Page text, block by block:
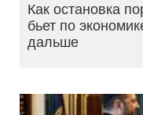
Как остановка
бьет по
дальше